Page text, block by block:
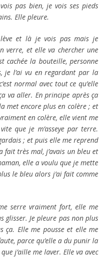
pas bien, je vois ses pieds
Elle pleure.
lève et là je vois pas mais je
verre, et elle va chercher une
cachée la bouteille, personne
je l’ai vu en regardant par la
normal avec tout ce qu’elle
va aller. En principe après ça
met encore plus en colère ; et
en colère, elle vient me
que je m’asseye par terre.
; et puis elle me reprend
fait très mal, j’avais un bleu et
elle a voulu que je mette
le bleu alors j’ai fait comme
serre vraiment fort, elle me
glisser. Je pleure pas non plus
ça. Elle me pousse et elle me
parce qu’elle a du punir la
j’aille me laver. Elle va avec